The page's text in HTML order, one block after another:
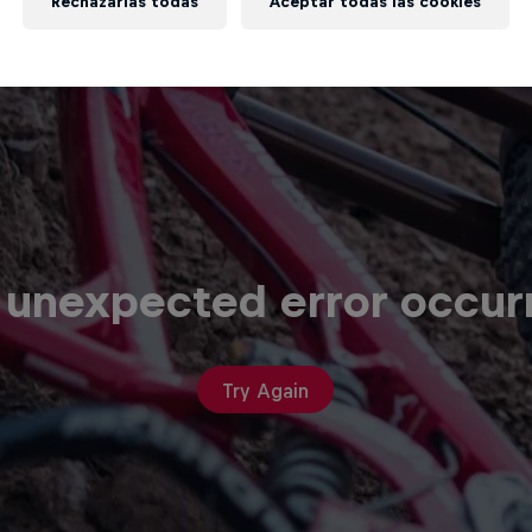
error
Try Again